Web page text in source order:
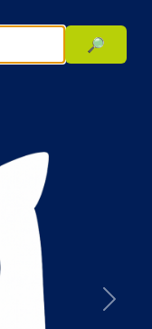
🔎
次へ